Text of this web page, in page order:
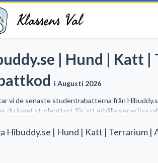
Klassens Val
| Hund | Katt
i Augusti 2026
vi de senaste studentrabatterna från
du inget studentkort för att erhålla generösa
Hibuddy.se | Hund | Katt | Terrarium